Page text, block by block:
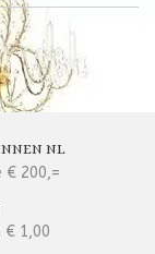
NL
€ 200,=
€ 1,00